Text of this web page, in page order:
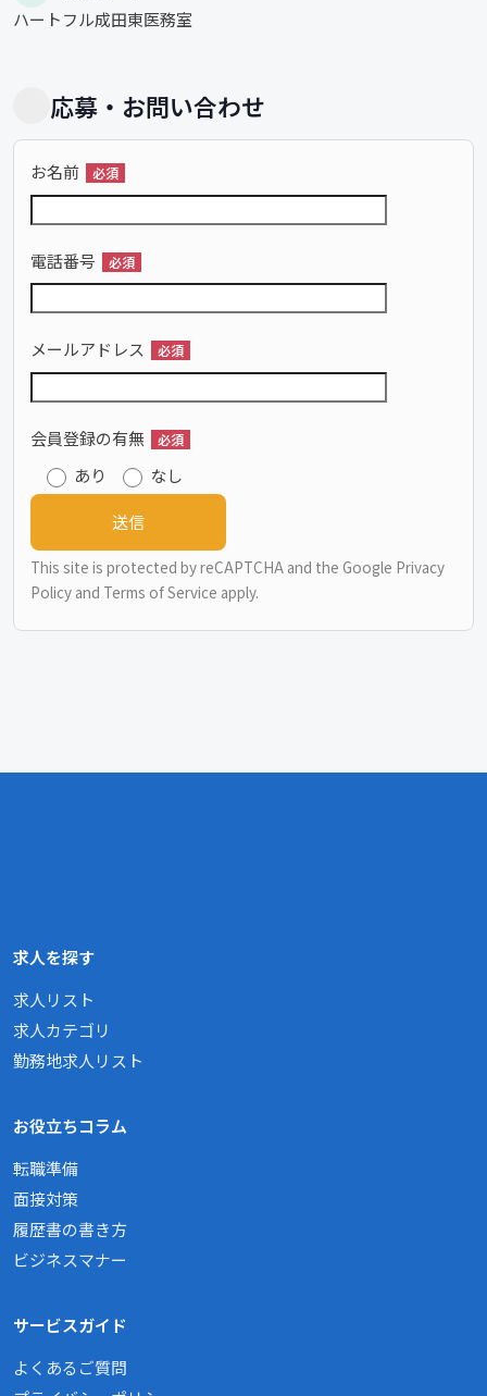
ハートフル成田東医務室
応募・お問い合わせ
お名前 必須
電話番号 必須
メールアドレス 必須
会員登録の有無 必須
あり なし
This site is protected by reCAPTCHA and the Google Privacy
Policy and Terms of Service apply.
求人を探す
求人リスト
求人カテゴリ
勤務地求人リスト
お役立ちコラム
転職準備
面接対策
履歴書の書き方
ビジネスマナー
サービスガイド
よくあるご質問